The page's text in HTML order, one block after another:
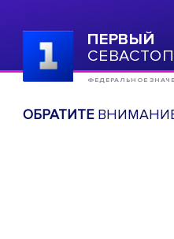
ПЕРВЫЙ
ФЕДЕРАЛЬНОЕ
ОБРАТИТЕ